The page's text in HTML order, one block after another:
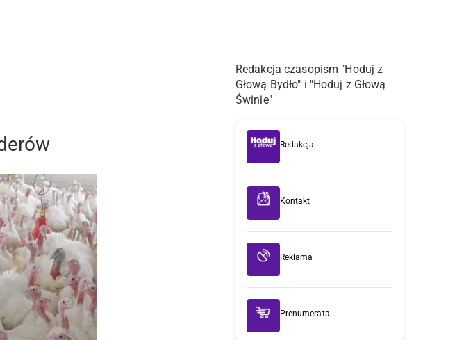
Redakcja czasopism "Hoduj z
Głową Bydło" i "Hoduj z Głową
Świnie"
Redakcja
Kontakt
Reklama
Prenumerata